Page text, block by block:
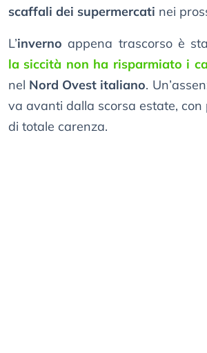
scaffali dei supermercati nei
L’inverno appena trascorso è
la siccità non ha risparmiato i
nel Nord Ovest italiano.
va avanti dalla scorsa estate, con
di totale carenza.